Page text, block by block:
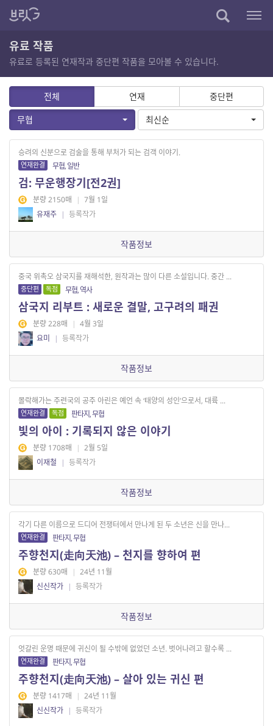
유료 작품
유료로 등록된 연재작과 중단편 작품을 모아볼 수 있습니다.
전체 연재
중단편
무협
최신순
승려의 신분으로 검술을 통해 부처가 되는 검객 이야기.
연재완결 무협, 일반
검: 무운행장기[전2권]
분량 2150매 | 7월 1일
유재주 | 등록작가
작품정보
중국 위촉오 삼국지를 재해석한, 원작과는 많이 다른 소설입니다. 중간 ...
중단편 독점 무협, 역사
삼국지 리부트 : 새로운 결말, 고구려의 패권
분량 228매 | 4월 3일
요미
| 등록작가
작품정보
몰락해가는 주련국의 공주 아린은 예언 속 ‘태양의 성인’으로서, 대륙 ...
연재완결 독점 판타지, 무협
빛의 아이 : 기록되지 않은 이야기
분량 1708매 | 2월 5일
이재철
| 등록작가
작품정보
각기 다른 이름으로 드디어 전쟁터에서 만나게 된 두 소년은 신을 만나...
연재완결 판타지, 무협
주향천지(走向天池) – 천지를 향하여 편
분량 630매 | 24년 11월
신신작가 | 등록작가
작품정보
엇갈린 운명 때문에 귀신이 될 수밖에 없었던 소년. 벗어나려고 할수록 ...
연재완결 판타지, 무협
주향천지(走向天池) – 살아 있는 귀신 편
분량 1417매 | 24년 11월
신신작가 | 등록작가